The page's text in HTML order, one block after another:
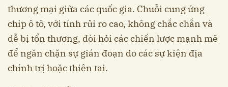
thương mại giữa các quốc gia. Chuỗi cung ứng
chip ô tô, với tính rủi ro cao, không chắc chắn và
dễ bị tổn thương, đòi hỏi các chiến lược mạnh mẽ
để ngăn chặn sự gián đoạn do các sự kiện địa
chính trị hoặc thiên tai.